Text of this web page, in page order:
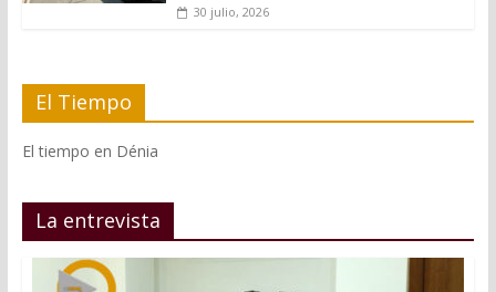
30 julio, 2026
El Tiempo
El tiempo en Dénia
La entrevista